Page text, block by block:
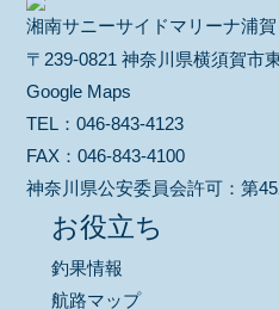
湘南サニーサイドマリーナ浦賀
〒239-0821 神奈川県横須賀市
Google Maps
TEL：046-843-4123
FAX：046-843-4100
神奈川県公安委員会許可：第
お役立ち
釣果情報
航路マップ